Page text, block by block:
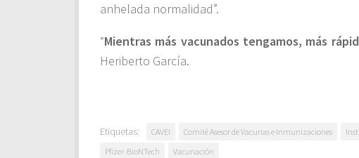
anhelada normalidad”.
“Mientras más vacunados tengamos, más
Heriberto García.
Etiquetas: CAVEI Comité Asesor de Vacunas e Inmunizaciones
Pfizer-BioNTech
Vacunación